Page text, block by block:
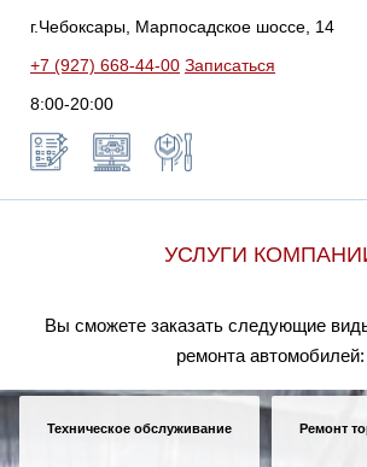
г.Чебоксары, Марпосадское шоссе, 14
+7 (927) 668-44-00 Записаться
8:00-20:00
УСЛУГИ
Вы сможете заказать следующие
ремонта автомобилей:
Техническое обслуживание Ремонт